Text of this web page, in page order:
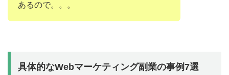
あるので。。。
具体的なWebマーケティング副業の事例7選